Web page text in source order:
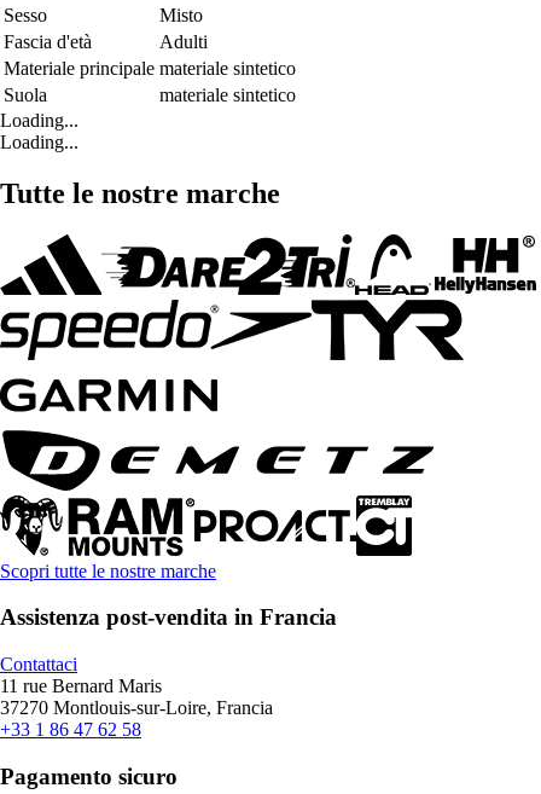
Sesso
Misto
Fascia d'età
Adulti
Materiale principale materiale sintetico
Suola
materiale sintetico
Loading...
Loading...
Tutte le nostre marche
Scopri tutte le nostre marche
Assistenza post-vendita in Francia
Contattaci
11 rue Bernard Maris
37270 Montlouis-sur-Loire, Francia
+33 1 86 47 62 58
Pagamento sicuro